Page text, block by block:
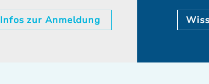
Infos zur Anmeldung